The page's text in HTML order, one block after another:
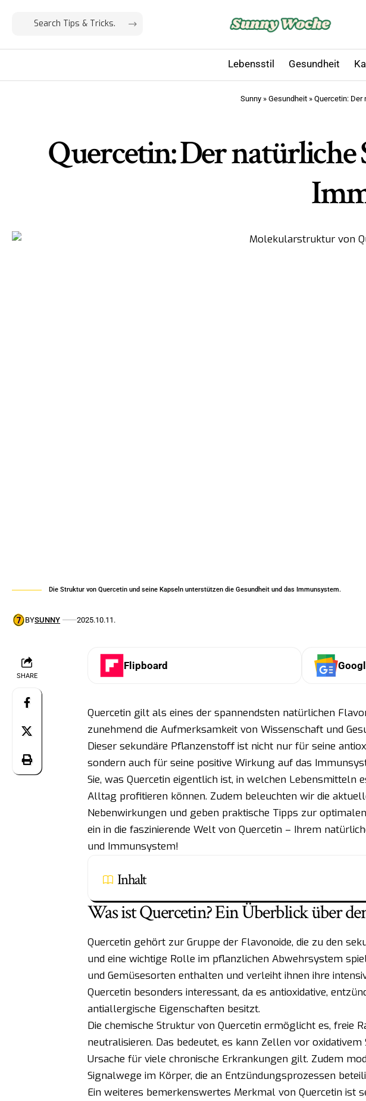
Lebensstil Gesundheit
Sunny » Gesundheit » Quercetin:
Quercetin: Der
Die Struktur von Quercetin und seine Kapseln unterstützen die Gesundheit und das Immunsystem.
BYSUNNY 2025.10.11.
SHARE
Flipboard
Quercetin gilt als eines der spannendsten natürlichen
zunehmend die Aufmerksamkeit von Wissenschaft und
Dieser sekundäre Pflanzenstoff ist nicht nur für seine
sondern auch für seine positive Wirkung auf das
Sie, was Quercetin eigentlich ist, in welchen Lebensmitteln
Alltag profitieren können. Zudem beleuchten wir die
Nebenwirkungen und geben praktische Tipps zur
ein in die faszinierende Welt von Quercetin – Ihrem
und Immunsystem!
Inhalt
Was ist Quercetin? Ein Überblick über
Quercetin gehört zur Gruppe der Flavonoide, die zu den
und eine wichtige Rolle im pflanzlichen Abwehrsystem
und Gemüsesorten enthalten und verleiht ihnen ihre
Quercetin besonders interessant, da es antioxidative,
antiallergische Eigenschaften besitzt.
Die chemische Struktur von Quercetin ermöglicht es, freie
neutralisieren. Das bedeutet, es kann Zellen vor
Ursache für viele chronische Erkrankungen gilt. Zudem
Signalwege im Körper, die an Entzündungsprozessen
Ein weiteres bemerkenswertes Merkmal von Quercetin ist